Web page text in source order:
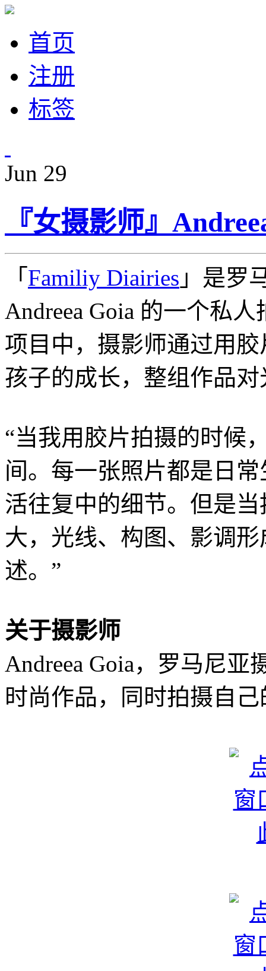
首页
注册
标签
Jun 29
『女摄影师』
「 Familiy Diairies 」是罗
Andreea Goia 的一个私
项目中，摄影师通过用
孩子的成长，整组作品
“当我用胶片拍摄的时候
间。每一张照片都是日
活往复中的细节。但是
大，光线、构图、影调
述。”
关于摄影师
Andreea Goia，罗马尼
时尚作品，同时拍摄自